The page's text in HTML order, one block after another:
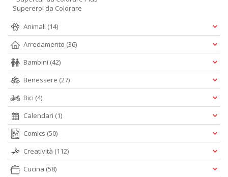
Supereroi da Colorare
Animali (14)
Arredamento (36)
Bambini (42)
Benessere (27)
Bici (4)
Calendari (1)
Comics (50)
Creatività (112)
Cucina (58)